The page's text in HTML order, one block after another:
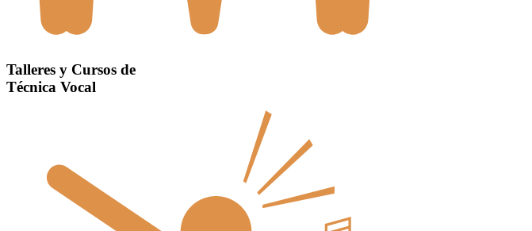
Talleres y Cursos de
Técnica Vocal